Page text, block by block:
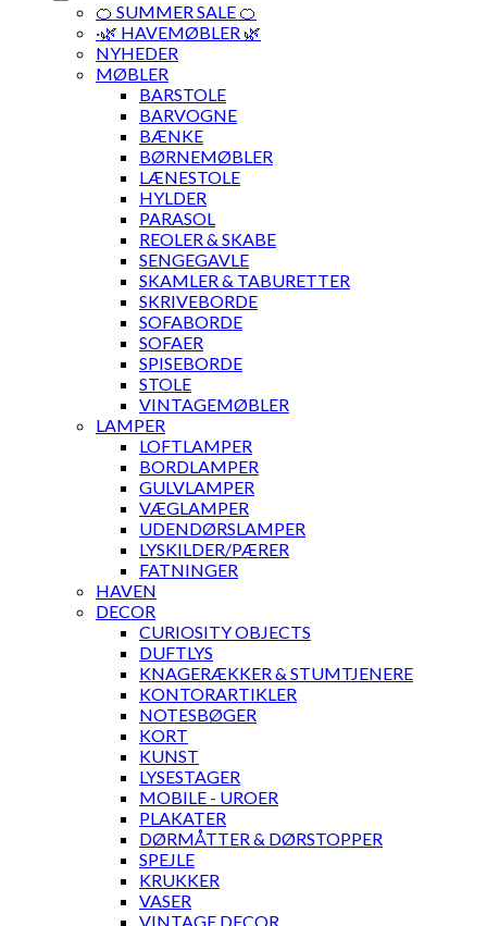
🍊 SUMMER SALE 🍊
·🌿 HAVEMØBLER 🌿
NYHEDER
MØBLER
BARSTOLE
BARVOGNE
BÆNKE
BØRNEMØBLER
LÆNESTOLE
HYLDER
PARASOL
REOLER & SKABE
SENGEGAVLE
SKAMLER & TABURETTER
SKRIVEBORDE
SOFABORDE
SOFAER
SPISEBORDE
STOLE
VINTAGEMØBLER
LAMPER
LOFTLAMPER
BORDLAMPER
GULVLAMPER
VÆGLAMPER
UDENDØRSLAMPER
LYSKILDER/PÆRER
FATNINGER
HAVEN
DECOR
CURIOSITY OBJECTS
DUFTLYS
KNAGERÆKKER & STUMTJENERE
KONTORARTIKLER
NOTESBØGER
KORT
KUNST
LYSESTAGER
MOBILE - UROER
PLAKATER
DØRMÅTTER & DØRSTOPPER
SPEJLE
KRUKKER
VASER
VINTAGE DECOR